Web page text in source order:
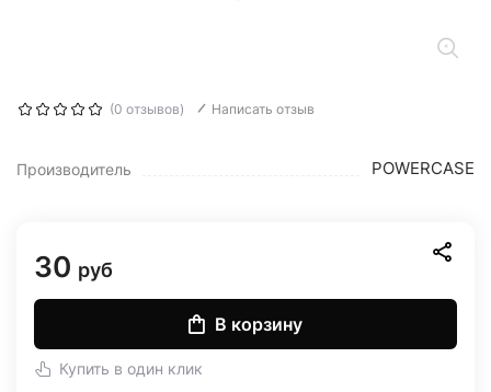
(0 отзывов) Написать отзыв
Производитель POWERCASE
30 руб
В корзину
Купить в один клик